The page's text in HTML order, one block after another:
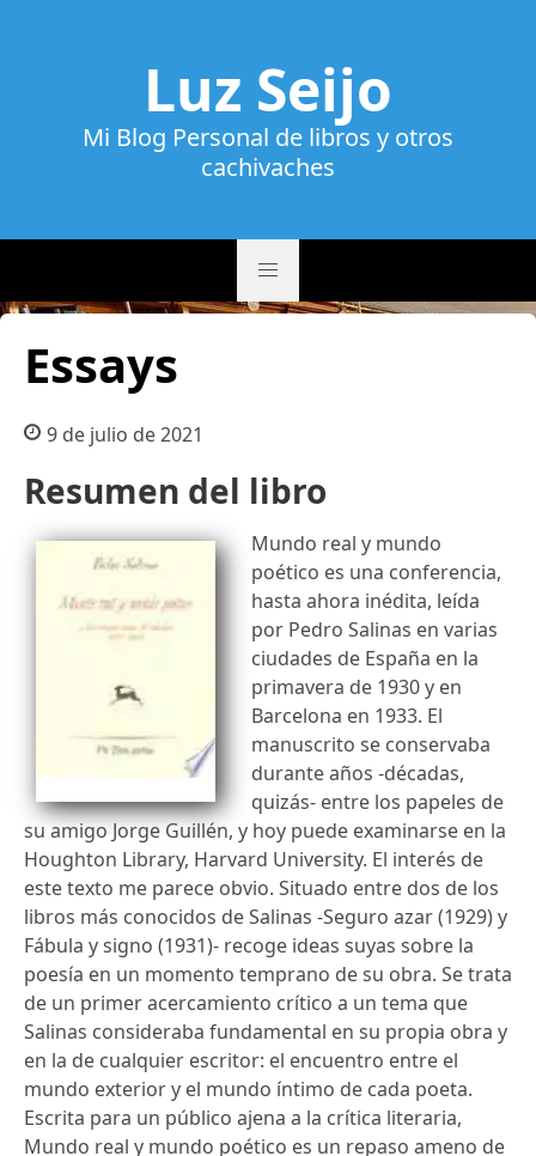
Luz Seijo
Mi Blog Personal de libros y otros
cachivaches
Essays
9 de julio de 2021
Resumen del libro
Mundo real y mundo
poético es una conferencia,
hasta ahora inédita, leída
por Pedro Salinas en varias
ciudades de España en la
primavera de 1930 y en
Barcelona en 1933. El
manuscrito se conservaba
durante años -décadas,
quizás- entre los papeles de
su amigo Jorge Guillén, y hoy puede examinarse en la
Houghton Library, Harvard University. El interés de
este texto me parece obvio. Situado entre dos de los
libros más conocidos de Salinas -Seguro azar (1929) y
Fábula y signo (1931)- recoge ideas suyas sobre la
poesía en un momento temprano de su obra. Se trata
de un primer acercamiento crítico a un tema que
Salinas consideraba fundamental en su propia obra y
en la de cualquier escritor: el encuentro entre el
mundo exterior y el mundo íntimo de cada poeta.
Escrita para un público ajena a la crítica literaria,
Mundo real y mundo poético es un repaso ameno de